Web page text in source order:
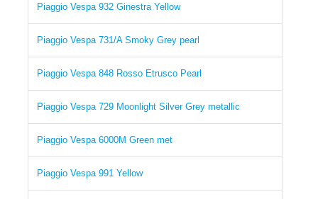
Piaggio Vespa 932 Ginestra Yellow
Piaggio Vespa 731/A Smoky Grey pearl
Piaggio Vespa 848 Rosso Etrusco Pearl
Piaggio Vespa 729 Moonlight Silver Grey metallic
Piaggio Vespa 6000M Green met
Piaggio Vespa 991 Yellow